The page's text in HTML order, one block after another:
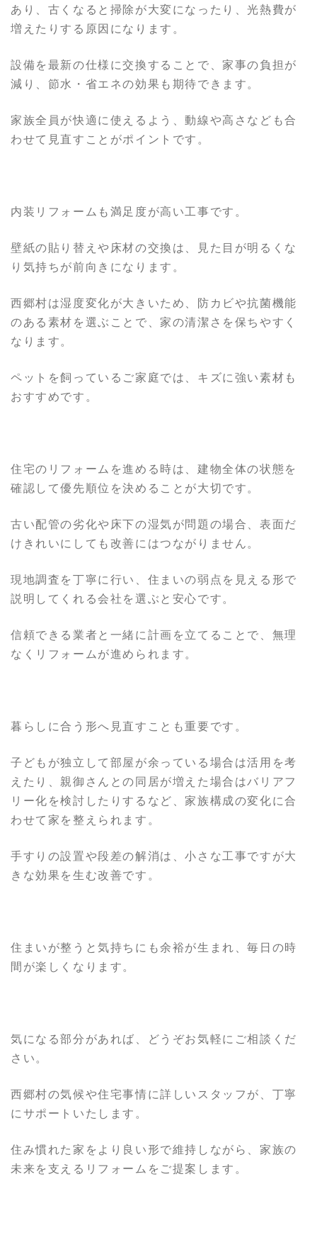
あり、古くなると掃除が大変になったり、光熱費が
増えたりする原因になります。
設備を最新の仕様に交換することで、家事の負担が
減り、節水・省エネの効果も期待できます。
家族全員が快適に使えるよう、動線や高さなども合
わせて見直すことがポイントです。
内装リフォームも満足度が高い工事です。
壁紙の貼り替えや床材の交換は、見た目が明るくな
り気持ちが前向きになります。
西郷村は湿度変化が大きいため、防カビや抗菌機能
のある素材を選ぶことで、家の清潔さを保ちやすく
なります。
ペットを飼っているご家庭では、キズに強い素材も
おすすめです。
住宅のリフォームを進める時は、建物全体の状態を
確認して優先順位を決めることが大切です。
古い配管の劣化や床下の湿気が問題の場合、表面だ
けきれいにしても改善にはつながりません。
現地調査を丁寧に行い、住まいの弱点を見える形で
説明してくれる会社を選ぶと安心です。
信頼できる業者と一緒に計画を立てることで、無理
なくリフォームが進められます。
暮らしに合う形へ見直すことも重要です。
子どもが独立して部屋が余っている場合は活用を考
えたり、親御さんとの同居が増えた場合はバリアフ
リー化を検討したりするなど、家族構成の変化に合
わせて家を整えられます。
手すりの設置や段差の解消は、小さな工事ですが大
きな効果を生む改善です。
住まいが整うと気持ちにも余裕が生まれ、毎日の時
間が楽しくなります。
気になる部分があれば、どうぞお気軽にご相談くだ
さい。
西郷村の気候や住宅事情に詳しいスタッフが、丁寧
にサポートいたします。
住み慣れた家をより良い形で維持しながら、家族の
未来を支えるリフォームをご提案します。